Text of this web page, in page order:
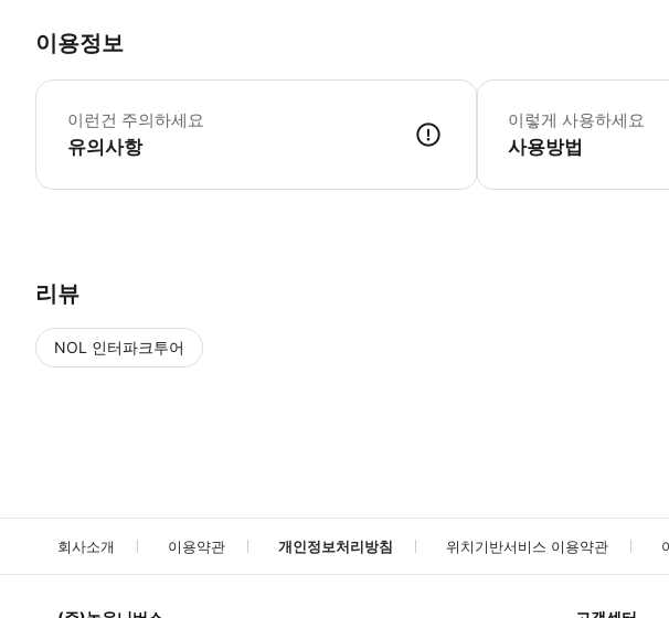
이용정보
이런건 주의하세요
유의사항
▶ 꼭 알아두세요 * 차량 서비
이렇게 사용하세요
사용방법
리뷰
NOL 인터파크투어
회사소개 이용약관 개인정보처리방침 위치기반서비스 이용약관